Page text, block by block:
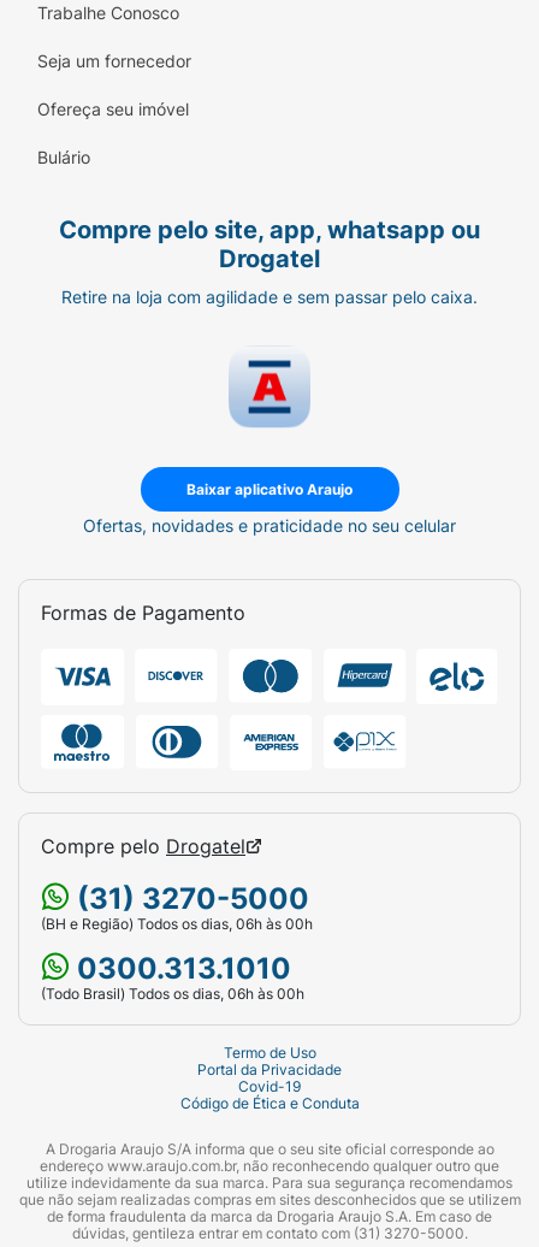
Trabalhe Conosco
Seja um fornecedor
Ofereça seu imóvel
Bulário
Compre pelo site, app, whatsapp ou
Drogatel
Retire na loja com agilidade e sem passar pelo caixa.
Baixar aplicativo Araujo
Ofertas, novidades e praticidade no seu celular
Formas de Pagamento
Compre pelo Drogatel
(31) 3270-5000
(BH e Região) Todos os dias, 06h às 00h
0300.313.1010
(Todo Brasil) Todos os dias, 06h às 00h
Termo de Uso
Portal da Privacidade
Covid-19
Código de Ética e Conduta
A Drogaria Araujo S/A informa que o seu site oficial corresponde ao
endereço www.araujo.com.br, não reconhecendo qualquer outro que
utilize indevidamente da sua marca. Para sua segurança recomendamos
que não sejam realizadas compras em sites desconhecidos que se utilizem
de forma fraudulenta da marca da Drogaria Araujo S.A. Em caso de
dúvidas, gentileza entrar em contato com (31) 3270-5000.